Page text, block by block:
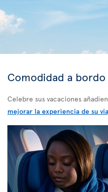
Comodidad a bordo
Celebre sus vacaciones
mejorar la experiencia de su